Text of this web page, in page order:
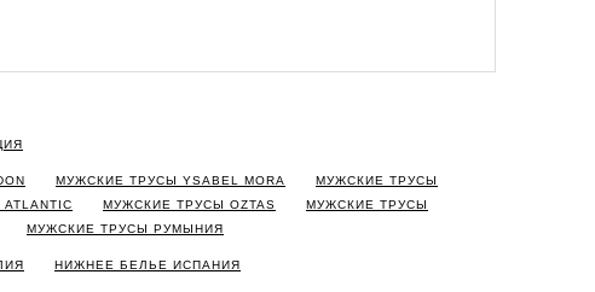
МУЖСКИЕ ТРУСЫ YSABEL MORA
МУЖСКИЕ ТРУСЫ
МУЖСКИЕ ТРУСЫ OZTAS
МУЖСКИЕ ТРУСЫ
МУЖСКИЕ ТРУСЫ РУМЫНИЯ
НИЖНЕЕ БЕЛЬЕ ИСПАНИЯ